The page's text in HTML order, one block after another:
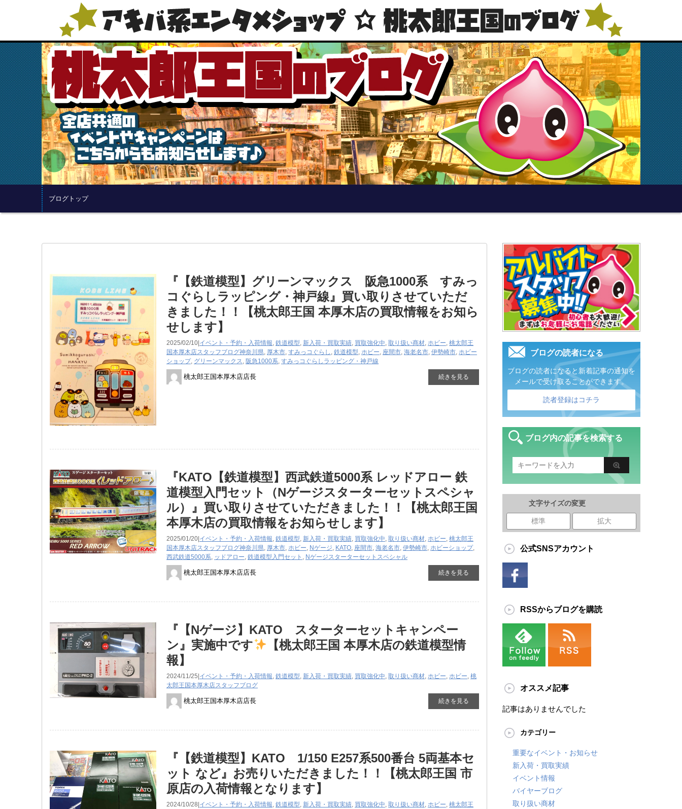
ブログトップ
『【鉄道模型】グリーンマックス 阪急1000系 すみっ
コぐらしラッピング・神戸線』買い取りさせていただ
きました！！【桃太郎王国 本厚木店の買取情報をお知ら
せします】
2025/02/10| イベント・予約・入荷情報, 鉄道模型, 新入荷・買取実績, 買取強化中, 取り扱い商材, ホビー, 桃太郎王
国本厚木店スタッフブログ神奈川県, 厚木市, すみっコぐらし , 鉄道模型, ホビー, 座間市, 海老名市, 伊勢崎市, ホビー
ショップ, グリーンマックス, 阪急1000系, すみっコぐらしラッピング・神戸線
桃太郎王国本厚木店店長 続きを見る
『KATO【鉄道模型】西武鉄道5000系 レッドアロー 鉄
道模型入門セット（Nゲージスターターセットスペシャ
ル）』買い取りさせていただきました！！【桃太郎王国
本厚木店の買取情報をお知らせします】
2025/01/20|イベント・予約・入荷情報, 鉄道模型, 新入荷・買取実績, 買取強化中, 取り扱い商材, ホビー, 桃太郎王
国本厚木店スタッフブログ神奈川県, 厚木市, ホビー, Nゲージ, KATO, 座間市, 海老名市, 伊勢崎市, ホビーショップ,
西武鉄道5000系, ッドアロー, 鉄道模型入門セット , Nゲージスターターセットスペシャル
桃太郎王国本厚木店店長 続きを見る
『【Nゲージ】KATO スターターセットキャンペー
ン』実施中です
【桃太郎王国 本厚木店の鉄道模型情
報】
2024/11/25|イベント・予約・入荷情報, 鉄道模型, 新入荷・買取実績, 買取強化中, 取り扱い商材, ホビー, ホビー, 桃
太郎王国本厚木店スタッフブログ
桃太郎王国本厚木店店長 続きを見る
『【鉄道模型】KATO 1/150 E257系500番台 5両基本セ
ット など』お売りいただきました！！【桃太郎王国 市
原店の入荷情報となります】
2024/10/28|イベント・予約・入荷情報, 鉄道模型, 新入荷・買取実績, 買取強化中, 取り扱い商材, ホビー, 桃太郎王
ブログの読者になる
ブログの読者になると新着記事の通知を
メールで受け取ることができます。
読者登録はコチラ
ブログ内の記事を検索する
文字サイズの変更
標準 拡大
公式SNSアカウント
RSSからブログを購読
オススメ記事
記事はありませんでした
カテゴリー
重要なイベント・お知らせ
新入荷・買取実績
イベント情報
バイヤーブログ
取り扱い商材